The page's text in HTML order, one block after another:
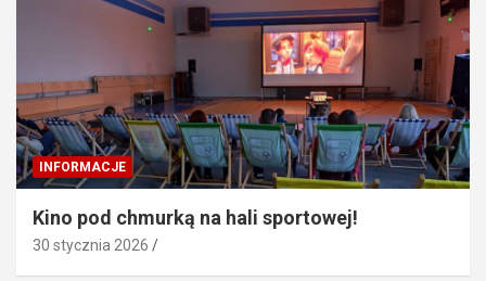
INFORMACJE
Kino pod chmurką na hali sportowej!
30 stycznia 2026